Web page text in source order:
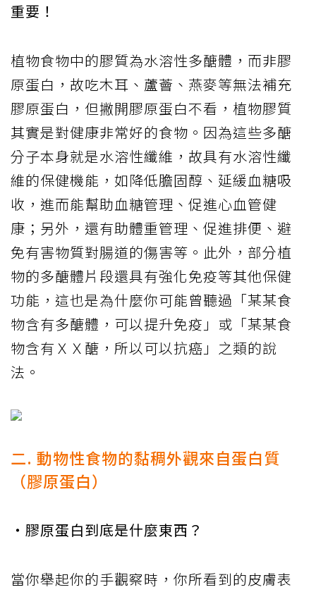
重要！
植物食物中的膠質為水溶性多醣體，而非膠
原蛋白，故吃木耳、蘆薈、燕麥等無法補充
膠原蛋白，但撇開膠原蛋白不看，植物膠質
其實是對健康非常好的食物。因為這些多醣
分子本身就是水溶性纖維，故具有水溶性纖
維的保健機能，如降低膽固醇、延緩血糖吸
收，進而能幫助血糖管理、促進心血管健
康；另外，還有助體重管理、促進排便、避
免有害物質對腸道的傷害等。此外，部分植
物的多醣體片段還具有強化免疫等其他保健
功能，這也是為什麼你可能曾聽過「某某食
物含有多醣體，可以提升免疫」或「某某食
物含有ＸＸ醣，所以可以抗癌」之類的說
法。
二. 動物性食物的黏稠外觀來自蛋白質
（膠原蛋白）
・膠原蛋白到底是什麼東西？
當你舉起你的手觀察時，你所看到的皮膚表